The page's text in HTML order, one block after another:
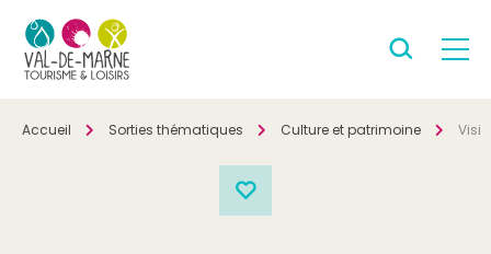
Accueil Sorties thématiques Culture et patrimoine